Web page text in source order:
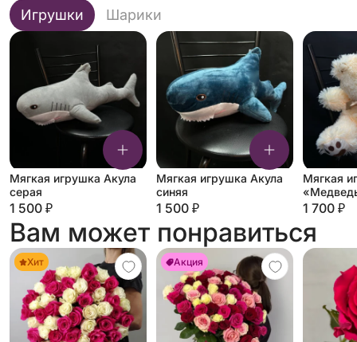
Игрушки Шарики
Мягкая игрушка Акула
серая
1 500 ₽
Мягкая игрушка Акула
синяя
1 500 ₽
Мягкая
1 700 ₽
Вам может понравиться
Хит Акция